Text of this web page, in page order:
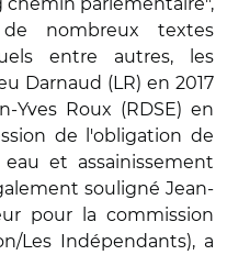
nombreux textes
entre autres, les
Darnaud (LR) en 2017
Roux (RDSE) en
de l'obligation de
et assainissement
souligné Jean-
pour la commission
Les Indépendants), a